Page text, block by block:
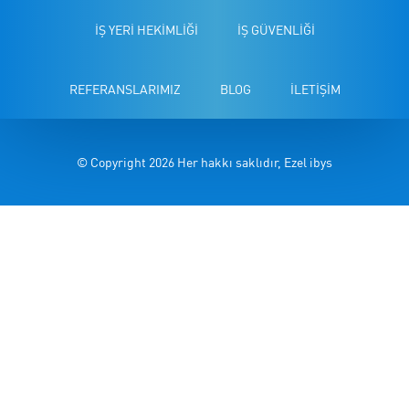
İŞ YERİ HEKİMLİĞİ İŞ GÜVENLİĞİ
REFERANSLARIMIZ BLOG İLETİŞİM
© Copyright 2026 Her hakkı saklıdır, Ezel ibys